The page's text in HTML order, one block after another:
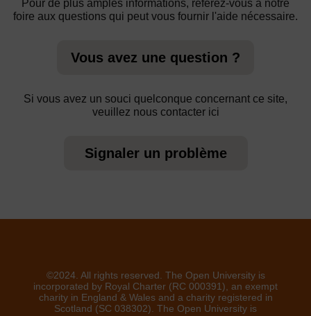
Pour de plus amples informations, référez-vous à notre
foire aux questions qui peut vous fournir l'aide nécessaire.
Vous avez une question ?
Si vous avez un souci quelconque concernant ce site,
veuillez nous contacter ici
Signaler un problème
©2024. All rights reserved. The Open University is
incorporated by Royal Charter (RC 000391), an exempt
charity in England & Wales and a charity registered in
Scotland (SC 038302). The Open University is